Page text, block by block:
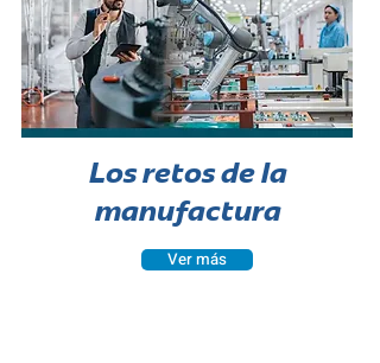
Los retos de la
manufactura
Ver más